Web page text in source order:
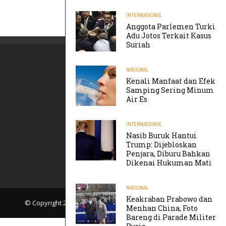
INTERNASIONAL
Anggota Parlemen Turki
Adu Jotos Terkait Kasus
Suriah
NASIONAL
Kenali Manfaat dan Efek
Samping Sering Minum
Air Es
INTERNASIONAL
Nasib Buruk Hantui
Trump: Dijebloskan
Penjara, Diburu Bahkan
Dikenai Hukuman Mati
NASIONAL
Keakraban Prabowo dan
Menhan China, Foto
Bareng di Parade Militer
© Copyright 2019TIKTAK.ID. All rights reserved.